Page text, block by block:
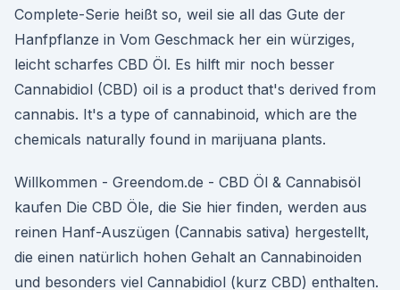
Complete-Serie heißt so, weil sie all das Gute der
Hanfpflanze in Vom Geschmack her ein würziges,
leicht scharfes CBD Öl. Es hilft mir noch besser
Cannabidiol (CBD) oil is a product that's derived from
cannabis. It's a type of cannabinoid, which are the
chemicals naturally found in marijuana plants.
Willkommen - Greendom.de - CBD Öl & Cannabisöl
kaufen Die CBD Öle, die Sie hier finden, werden aus
reinen Hanf-Auszügen (Cannabis sativa) hergestellt,
die einen natürlich hohen Gehalt an Cannabinoiden
und besonders viel Cannabidiol (kurz CBD) enthalten.